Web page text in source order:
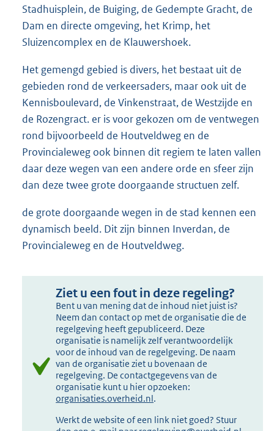
Stadhuisplein, de Buiging, de Gedempte Gracht, de
Dam en directe omgeving, het Krimp, het
Sluizencomplex en de Klauwershoek.
Het gemengd gebied is divers, het bestaat uit de
gebieden rond de verkeersaders, maar ook uit de
Kennisboulevard, de Vinkenstraat, de Westzijde en
de Rozengract. er is voor gekozen om de ventwegen
rond bijvoorbeeld de Houtveldweg en de
Provincialeweg ook binnen dit regiem te laten vallen
daar deze wegen van een andere orde en sfeer zijn
dan deze twee grote doorgaande structuen zelf.
de grote doorgaande wegen in de stad kennen een
dynamisch beeld. Dit zijn binnen Inverdan, de
Provincialeweg en de Houtveldweg.
Ziet u een fout in deze regeling?
Bent u van mening dat de inhoud niet juist is?
Neem dan contact op met de organisatie die de
regelgeving heeft gepubliceerd. Deze
organisatie is namelijk zelf verantwoordelijk
voor de inhoud van de regelgeving. De naam
van de organisatie ziet u bovenaan de
regelgeving. De contactgegevens van de
organisatie kunt u hier opzoeken:
organisaties.overheid.nl.
Werkt de website of een link niet goed? Stuur